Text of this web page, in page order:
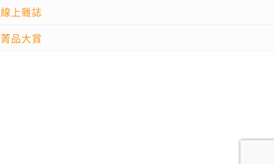
線上雜誌
菁品大賞